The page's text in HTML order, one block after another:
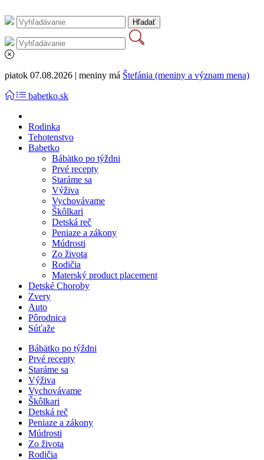
piatok 07.08.2026 | meniny má Štefánia (meniny a význam mena)
babetko.sk
Rodinka
Tehotenstvo
Babetko
Bábätko po týždni
Prvé recepty
Staráme sa
Výživa
Vychovávame
Škôlkari
Detská reč
Peniaze a zákony
Múdrosti
Zo života
Rodičia
Materský product placement
Detské Choroby
Zvery
Auto
Pôrodnica
Súťaže
Bábätko po týždni
Prvé recepty
Staráme sa
Výživa
Vychovávame
Škôlkari
Detská reč
Peniaze a zákony
Múdrosti
Zo života
Rodičia